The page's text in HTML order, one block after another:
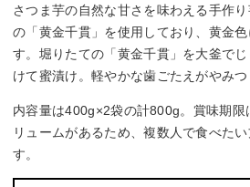
さつま芋の自然な甘さを味わえる手作
の「黄金千貫」を使用しており、黄金
す。堀りたての「黄金千貫」を大釜で
けて蜜漬け。軽やかな歯ごたえがやみつ
内容量は400g×2袋の計800g。賞味期限
リュームがあるため、複数人で食べた
す。